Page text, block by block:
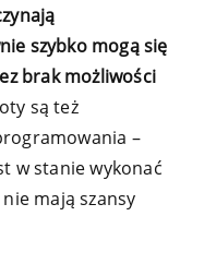
szybko mogą się
brak możliwości
są też
–
w stanie wykonać
mają szansy